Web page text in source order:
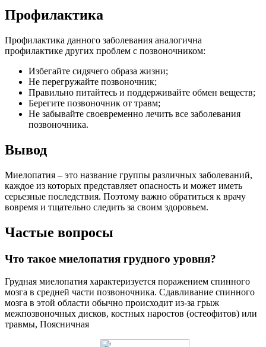
Профилактика
Профилактика данного заболевания аналогична
профилактике других проблем с позвоночником:
Избегайте сидячего образа жизни;
Не перегружайте позвоночник;
Правильно питайтесь и поддерживайте обмен веществ;
Берегите позвоночник от травм;
Не забывайте своевременно лечить все заболевания
позвоночника.
Вывод
Миелопатия – это название группы различных заболеваний,
каждое из которых представляет опасность и может иметь
серьезные последствия. Поэтому важно обратиться к врачу
вовремя и тщательно следить за своим здоровьем.
Частые вопросы
Что такое миелопатия грудного уровня?
Грудная миелопатия характеризуется поражением спинного
мозга в средней части позвоночника. Сдавливание спинного
мозга в этой области обычно происходит из-за грыж
межпозвоночных дисков, костных наростов (остеофитов) или
травмы, Поясничная